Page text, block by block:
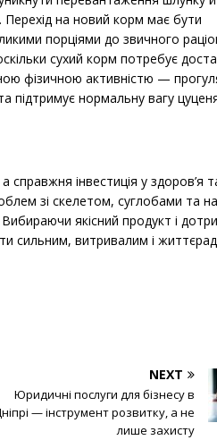
на новий корм має бути
порціями до звичного
сухий корм потребує
фізичною активністю —
підтримує нормальну вагу
інвестиція у здоров’я
зі скелетом, суглобами та
якісний продукт і
сильним, витривалим і
NEXT
Юридичні послуги для бізнесу в
— інструмент розвитку, а не
лише захисту